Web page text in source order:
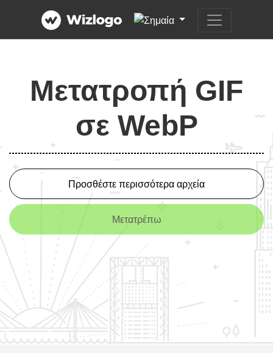
Μετατροπή GIF
σε WebP
Προσθέστε περισσότερα αρχεία
Μετατρέπω